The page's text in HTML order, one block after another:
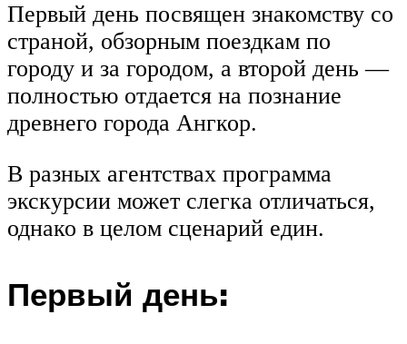
Первый день посвящен знакомству со
страной, обзорным поездкам по
городу и за городом, а второй день —
полностью отдается на познание
древнего города Ангкор.
В разных агентствах программа
экскурсии может слегка отличаться,
однако в целом сценарий един.
Первый день: